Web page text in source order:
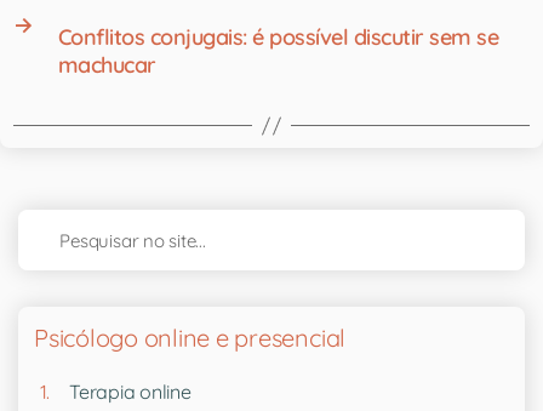
→
Conflitos conjugais: é possível discutir sem se
machucar
Psicólogo online e presencial
Terapia online